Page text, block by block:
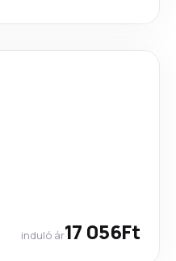
induló ár17 056Ft